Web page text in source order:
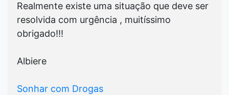
Realmente existe uma situação que deve ser
resolvida com urgência , muitíssimo
obrigado!!!
Albiere
Sonhar com Drogas